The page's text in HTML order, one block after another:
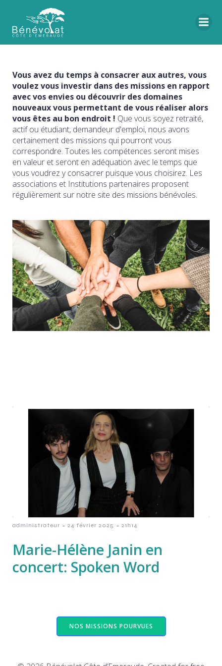
Vous avez du temps à consacrer aux autres, vous
voulez vous investir dans des missions en rapport
avec vos envies ou découvrir des domaines
nouveaux vous permettant de vous réaliser alors
vous êtes au bon endroit ! Que vous soyez retraité,
actif ou étudiant, demandeur d'emploi, nous avons
certainement des missions qui pourront vous
correspondre. Toutes les compétences seront mises
en valeur et seront en adéquation avec le temps que
vous voudrez y consacrer puisque vous choisirez. Les
associations et Institutions partenaires proposent
régulièrement sur notre site des missions bénévoles.
administrateur - 24 février 2025 - 21h14
Marie-Hélène Janin en
concert: Spoken Word
NOS MISSIONS POURVUES